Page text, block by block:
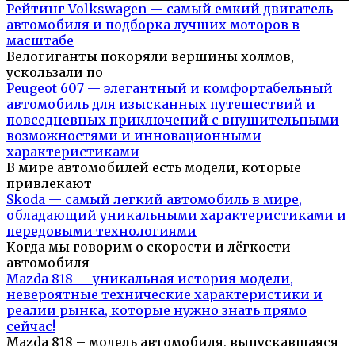
Рейтинг Volkswagen — самый емкий двигатель
автомобиля и подборка лучших моторов в
масштабе
Велогиганты покоряли вершины холмов,
ускользали по
Peugeot 607 — элегантный и комфортабельный
автомобиль для изысканных путешествий и
повседневных приключений с внушительными
возможностями и инновационными
характеристиками
В мире автомобилей есть модели, которые
привлекают
Skoda — самый легкий автомобиль в мире,
обладающий уникальными характеристиками и
передовыми технологиями
Когда мы говорим о скорости и лёгкости
автомобиля
Mazda 818 — уникальная история модели,
невероятные технические характеристики и
реалии рынка, которые нужно знать прямо
сейчас!
Mazda 818 – модель автомобиля, выпускавшаяся